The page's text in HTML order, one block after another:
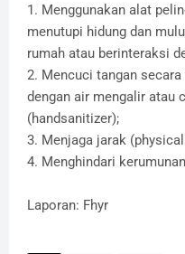
1. Menggunakan alat
menutupi hidung dan
rumah atau berinteraksi
2. Mencuci tangan
dengan air mengalir atau
(handsanitizer);
3. Menjaga jarak
4. Menghindari
Laporan: Fhyr